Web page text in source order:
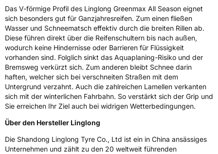
ZustandNeureifen
M+SJa
EU Label
EffizienzD
Rollgeräusch (Klasse)B
Das V-förmige Profil des Linglong Greenmax All Season eignet
sich besonders gut für Ganzjahresreifen. Zum einen fließen
Wasser und Schneematsch effektiv durch die breiten Rillen ab.
Diese führen direkt über die Reifenschultern bis nach außen,
wodurch keine Hindernisse oder Barrieren für Flüssigkeit
vorhanden sind. Folglich sinkt das Aquaplaning-Risiko und der
Bremsweg verkürzt sich. Zum anderen bleibt Schnee darin
haften, welcher sich bei verschneiten Straßen mit dem
Untergrund verzahnt. Auch die zahlreichen Lamellen verkanten
sich mit der winterlichen Fahrbahn. So verstärkt sich der Grip und
Sie erreichen Ihr Ziel auch bei widrigen Wetterbedingungen.
Über den Hersteller Linglong
Die Shandong Linglong Tyre Co., Ltd ist ein in China ansässiges
Unternehmen und zählt zu den 20 weltweit führenden